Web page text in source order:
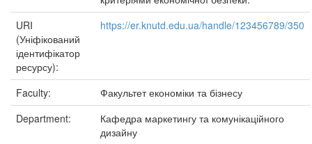
URI
(Уніфікований
ідентифікатор
ресурсу):
https://er.knutd.edu.ua/handle/123456789/350
Faculty:
Факультет економіки та бізнесу
Department:
Кафедра маркетингу та комунікаційного
дизайну